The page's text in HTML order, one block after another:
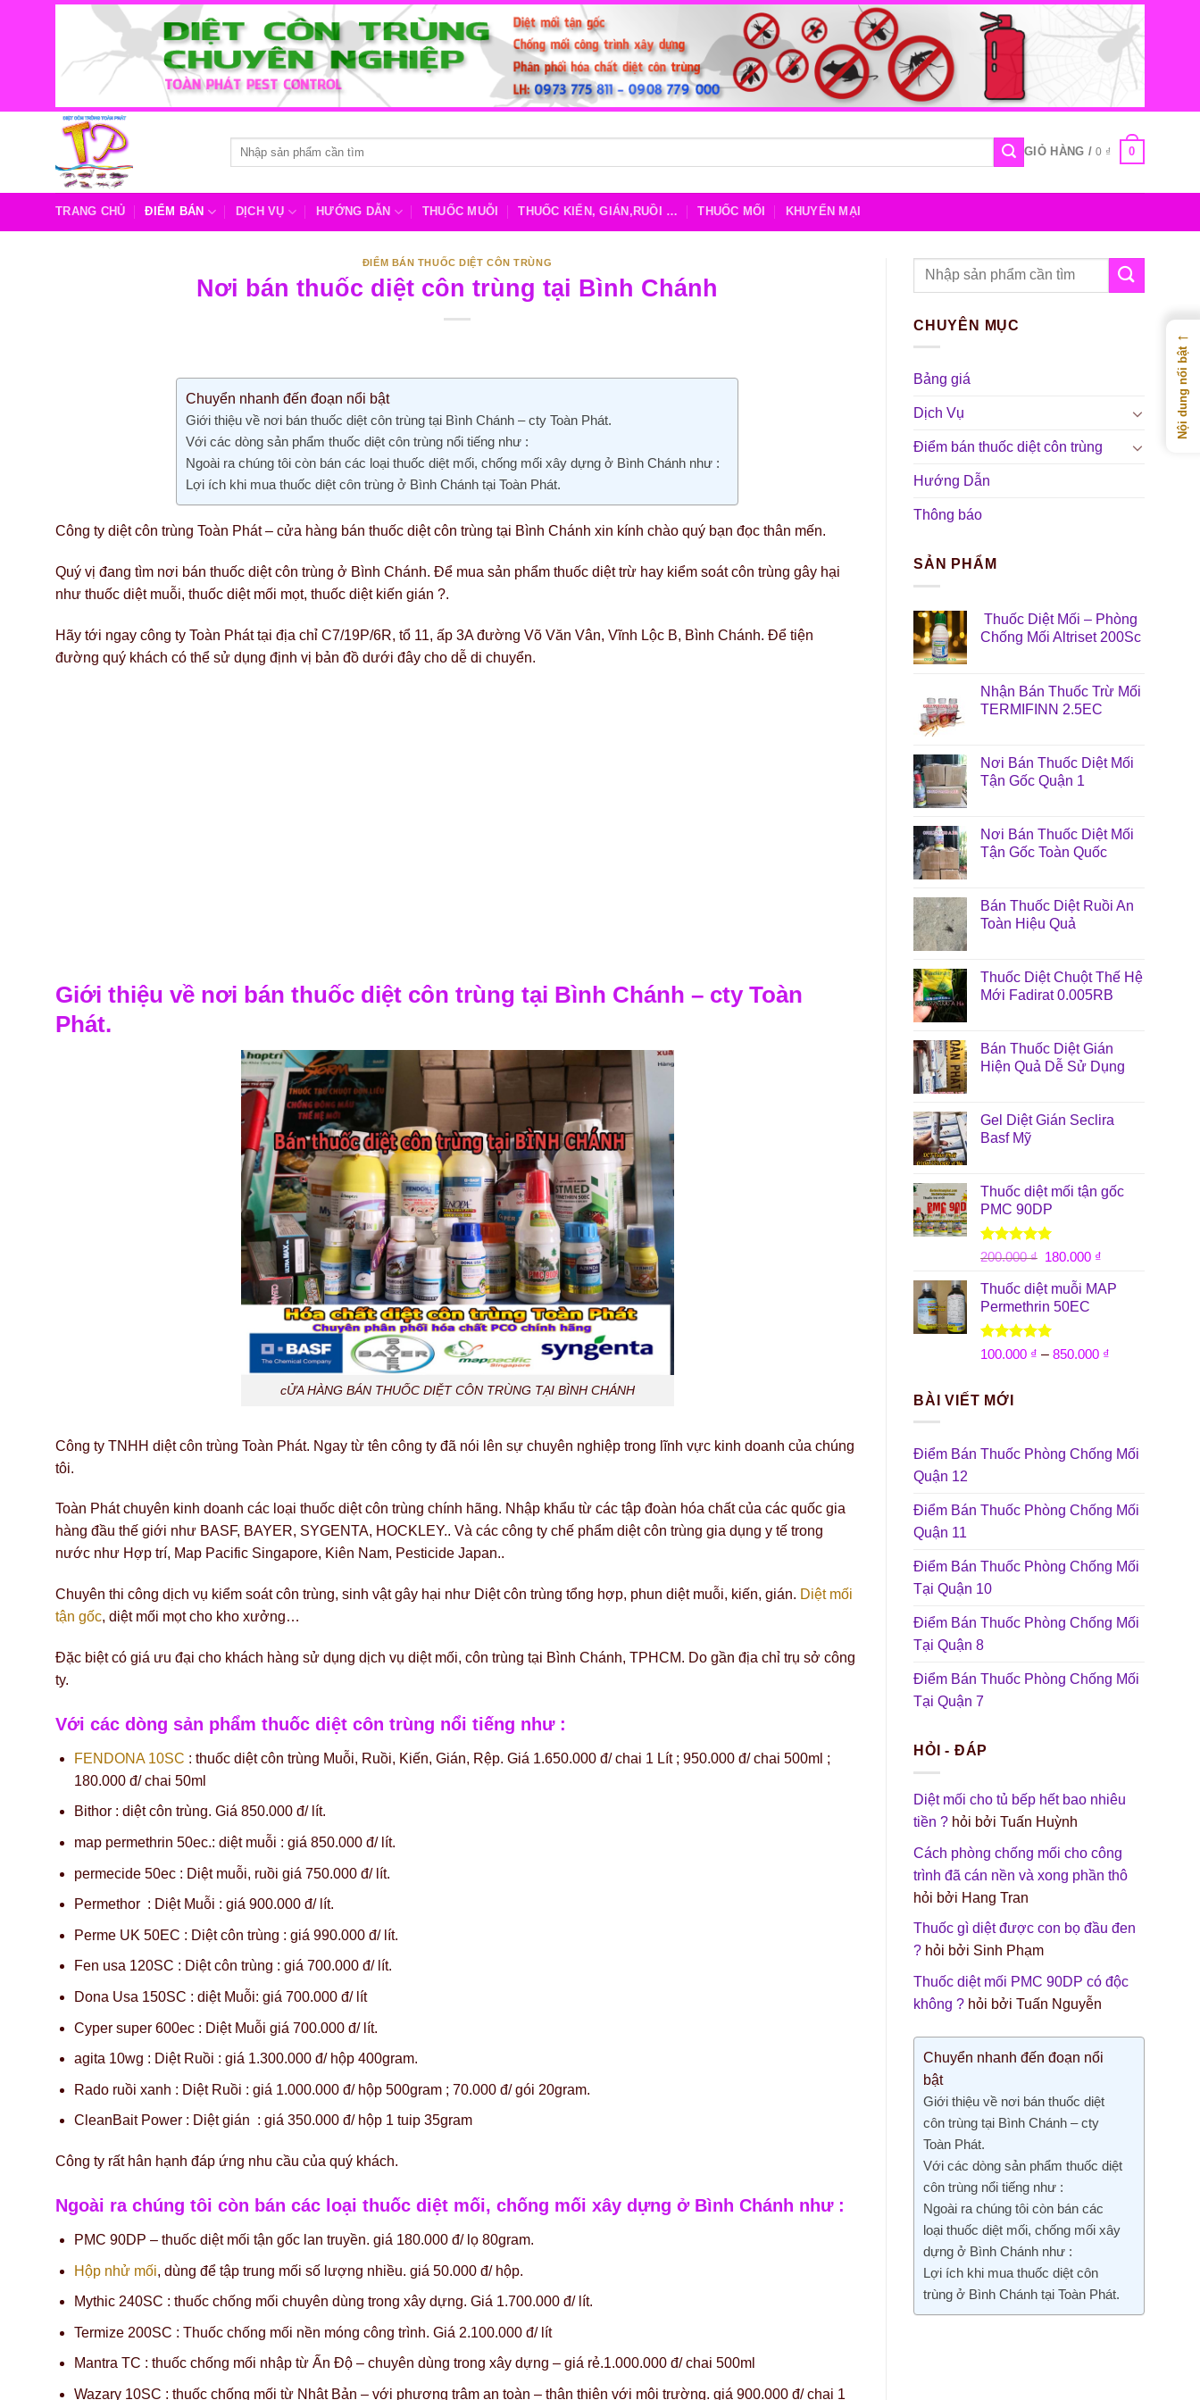
Tìm
kiếm:
GIỎ HÀNG /0 ₫ 0
TRANG CHỦ ĐIỂM BÁN DỊCH VỤ HƯỚNG DẪN THUỐC MUỖI THUỐC KIẾN, GIÁN,RUỒI … THUỐC MỐI KHUYẾN MẠI
ĐIỂM BÁN THUỐC DIỆT CÔN TRÙNG
Nơi bán thuốc diệt côn trùng tại Bình Chánh
Chuyển nhanh đến đoạn nổi bật
Giới thiệu về nơi bán thuốc diệt côn trùng tại Bình Chánh – cty Toàn Phát.
Với các dòng sản phẩm thuốc diệt côn trùng nổi tiếng như :
Ngoài ra chúng tôi còn bán các loại thuốc diệt mối, chống mối xây dựng ở Bình Chánh như :
Lợi ích khi mua thuốc diệt côn trùng ở Bình Chánh tại Toàn Phát.
Công ty diệt côn trùng Toàn Phát – cửa hàng bán thuốc diệt côn trùng tại Bình Chánh xin kính chào quý bạn đọc thân mến.
Quý vị đang tìm nơi bán thuốc diệt côn trùng ở Bình Chánh. Để mua sản phẩm thuốc diệt trừ hay kiểm soát côn trùng gây hại
như thuốc diệt muỗi, thuốc diệt mối mọt, thuốc diệt kiến gián ?.
Hãy tới ngay công ty Toàn Phát tại địa chỉ C7/19P/6R, tổ 11, ấp 3A đường Võ Văn Vân, Vĩnh Lộc B, Bình Chánh. Để tiện
đường quý khách có thể sử dụng định vị bản đồ dưới đây cho dễ di chuyển.
Giới thiệu về nơi bán thuốc diệt côn trùng tại Bình Chánh – cty Toàn
Phát.
cỬA HÀNG BÁN THUỐC DIỆT CÔN TRÙNG TẠI BÌNH CHÁNH
Công ty TNHH diệt côn trùng Toàn Phát. Ngay từ tên công ty đã nói lên sự chuyên nghiệp trong lĩnh vực kinh doanh của chúng
tôi.
Toàn Phát chuyên kinh doanh các loại thuốc diệt côn trùng chính hãng. Nhập khẩu từ các tập đoàn hóa chất của các quốc gia
hàng đầu thế giới như BASF, BAYER, SYGENTA, HOCKLEY.. Và các công ty chế phẩm diệt côn trùng gia dụng y tế trong
nước như Hợp trí, Map Pacific Singapore, Kiên Nam, Pesticide Japan..
Chuyên thi công dịch vụ kiểm soát côn trùng, sinh vật gây hại như Diệt côn trùng tổng hợp, phun diệt muỗi, kiến, gián. Diệt mối
tận gốc, diệt mối mọt cho kho xưởng…
Đặc biệt có giá ưu đại cho khách hàng sử dụng dịch vụ diệt mối, côn trùng tại Bình Chánh, TPHCM. Do gần địa chỉ trụ sở công
ty.
Với các dòng sản phẩm thuốc diệt côn trùng nổi tiếng như :
FENDONA 10SC : thuốc diệt côn trùng Muỗi, Ruồi, Kiến, Gián, Rệp. Giá 1.650.000 đ/ chai 1 Lít ; 950.000 đ/ chai 500ml ;
180.000 đ/ chai 50ml
Bithor : diệt côn trùng. Giá 850.000 đ/ lít.
map permethrin 50ec.: diệt muỗi : giá 850.000 đ/ lít.
permecide 50ec : Diệt muỗi, ruồi giá 750.000 đ/ lít.
Permethor : Diệt Muỗi : giá 900.000 đ/ lít.
Perme UK 50EC : Diệt côn trùng : giá 990.000 đ/ lít.
Fen usa 120SC : Diệt côn trùng : giá 700.000 đ/ lít.
Dona Usa 150SC : diệt Muỗi: giá 700.000 đ/ lít
Cyper super 600ec : Diệt Muỗi giá 700.000 đ/ lít.
agita 10wg : Diệt Ruồi : giá 1.300.000 đ/ hộp 400gram.
Rado ruồi xanh : Diệt Ruồi : giá 1.000.000 đ/ hộp 500gram ; 70.000 đ/ gói 20gram.
CleanBait Power : Diệt gián : giá 350.000 đ/ hộp 1 tuip 35gram
Công ty rất hân hạnh đáp ứng nhu cầu của quý khách.
Ngoài ra chúng tôi còn bán các loại thuốc diệt mối, chống mối xây dựng ở Bình Chánh như :
PMC 90DP – thuốc diệt mối tận gốc lan truyền. giá 180.000 đ/ lọ 80gram.
Hộp nhử mối, dùng để tập trung mối số lượng nhiều. giá 50.000 đ/ hộp.
Mythic 240SC : thuốc chống mối chuyên dùng trong xây dựng. Giá 1.700.000 đ/ lít.
Termize 200SC : Thuốc chống mối nền móng công trình. Giá 2.100.000 đ/ lít
Mantra TC : thuốc chống mối nhập từ Ấn Độ – chuyên dùng trong xây dựng – giá rẻ.1.000.000 đ/ chai 500ml
Wazary 10SC : thuốc chống mối từ Nhật Bản – với phương trâm an toàn – thân thiện với môi trường. giá 900.000 đ/ chai 1
Tìm
CHUYÊN MỤC
Bảng giá
Dịch Vụ
Điểm bán thuốc diệt côn trùng
Hướng Dẫn
Thông báo
SẢN PHẨM
Thuốc Diệt Mối – Phòng
Chống Mối Altriset 200Sc
Nhận Bán Thuốc Trừ Mối
TERMIFINN 2.5EC
Nơi Bán Thuốc Diệt Mối
Tận Gốc Quận 1
Nơi Bán Thuốc Diệt Mối
Tận Gốc Toàn Quốc
Bán Thuốc Diệt Ruồi An
Toàn Hiệu Quả
Thuốc Diệt Chuột Thế Hệ
Mới Fadirat 0.005RB
Bán Thuốc Diệt Gián
Hiện Quả Dễ Sử Dụng
Gel Diệt Gián Seclira
Basf Mỹ
Thuốc diệt mối tận gốc
PMC 90DP
Được xếp
5 sao
200.000₫ 180.000 ₫
Thuốc diệt muỗi MAP
Permethrin 50EC
Được xếp
100.000 ₫ – 850.000 ₫
BÀI VIẾT MỚI
Điểm Bán Thuốc Phòng Chống Mối
Quận 12
Điểm Bán Thuốc Phòng Chống Mối
Quận 11
Điểm Bán Thuốc Phòng Chống Mối
Tại Quận 10
Điểm Bán Thuốc Phòng Chống Mối
Tại Quận 8
Điểm Bán Thuốc Phòng Chống Mối
Tại Quận 7
HỎI - ĐÁP
Diệt mối cho tủ bếp hết bao nhiêu
tiền ? hỏi bởi Tuấn Huỳnh
Cách phòng chống mối cho công
trình đã cán nền và xong phần thô
hỏi bởi Hang Tran
Thuốc gì diệt được con bọ đầu đen
? hỏi bởi Sinh Phạm
Thuốc diệt mối PMC 90DP có độc
không ? hỏi bởi Tuấn Nguyễn
Chuyển nhanh đến đoạn nổi
bật
Giới thiệu về nơi bán thuốc diệt
côn trùng tại Bình Chánh – cty
Toàn Phát.
Với các dòng sản phẩm thuốc diệt
côn trùng nổi tiếng như :
Ngoài ra chúng tôi còn bán các
loại thuốc diệt mối, chống mối xây
dựng ở Bình Chánh như :
Lợi ích khi mua thuốc diệt côn
trùng ở Bình Chánh tại Toàn Phát.
←
Nội dung nổi bật